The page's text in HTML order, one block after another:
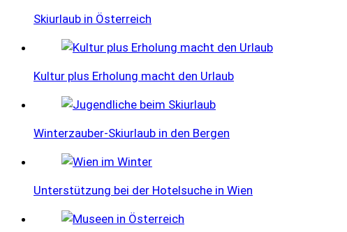
Skiurlaub in Österreich
Kultur plus Erholung macht den Urlaub
Winterzauber-Skiurlaub in den Bergen
Unterstützung bei der Hotelsuche in Wien